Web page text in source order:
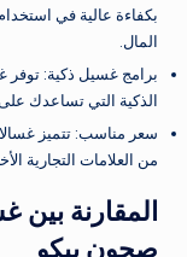
بكفاءة عالية في
المال.
برامج غسيل ذكية:
الذكية التي تساعدك
سعر مناسب: تتميز
من العلامات التجارية
المقارنة
صحون بيكو